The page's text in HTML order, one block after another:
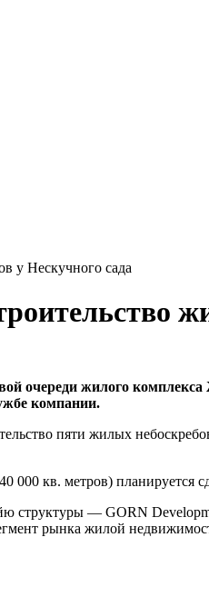
у Нескучного сада
очереди жилого
компании.
пяти жилых
кв. метров) планируется
структуры — GORN
рынка жилой